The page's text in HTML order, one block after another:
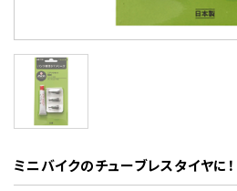
ミニバイクのチューブレスタイヤに！